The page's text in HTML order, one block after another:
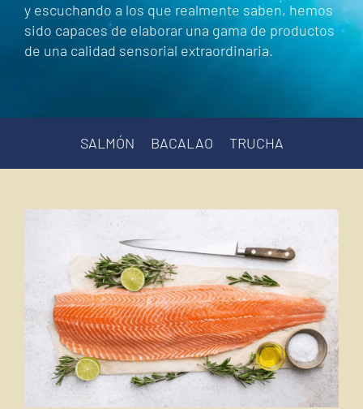
y escuchando a los que realmente saben, hemos
sido capaces de elaborar una gama de productos
de una calidad sensorial extraordinaria.
SALMÓN BACALAO TRUCHA